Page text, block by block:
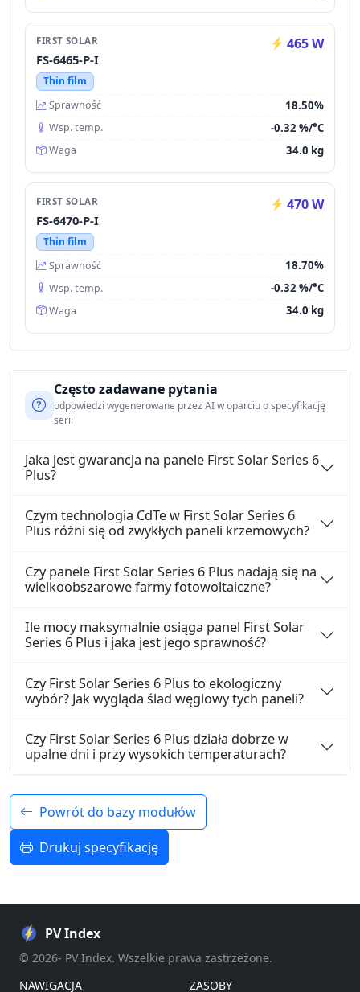
FIRST SOLAR 465 W
FS-6465-P-I
Thin film
Sprawność
18.50%
Wsp. temp. -0.32 %/°C
Waga 34.0 kg
FIRST SOLAR 470 W
FS-6470-P-I
Thin film
Sprawność
18.70%
Wsp. temp. -0.32 %/°C
Waga 34.0 kg
Często zadawane pytania
odpowiedzi wygenerowane przez AI w oparciu o specyfikację
serii
Jaka jest gwarancja na panele First Solar Series 6
Plus?
Czym technologia CdTe w First Solar Series 6
Plus różni się od zwykłych paneli krzemowych?
Czy panele First Solar Series 6 Plus nadają się na
wielkoobszarowe farmy fotowoltaiczne?
Ile mocy maksymalnie osiąga panel First Solar
Series 6 Plus i jaka jest jego sprawność?
Czy First Solar Series 6 Plus to ekologiczny
wybór? Jak wygląda ślad węglowy tych paneli?
Czy First Solar Series 6 Plus działa dobrze w
upalne dni i przy wysokich temperaturach?
Powrót do bazy modułów
Drukuj specyfikację
PV Index
© 2026- PV Index. Wszelkie prawa zastrzeżone.
NAWIGACJA
ZASOBY